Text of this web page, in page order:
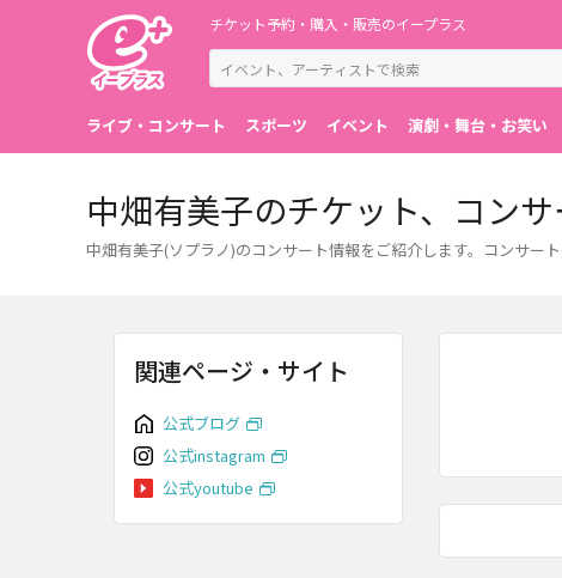
チケット予約・購入・販売のイープラス
ライブ・コンサート スポーツ イベント 演劇・舞台・お笑い
中畑有美子のチケット、コン
中畑有美子(ソプラノ)のコンサート情報をご紹介します。コンサー
関連ページ・サイト
公式ブログ
公式instagram
公式youtube